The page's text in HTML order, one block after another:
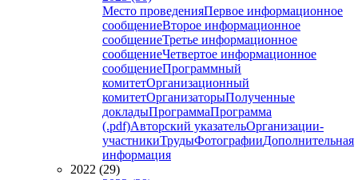
Место проведенияПервое информационное
сообщениеВторое информационное
сообщениеТретье информационное
сообщениеЧетвертое информационное
сообщениеПрограммный
комитетОрганизационный
комитетОрганизаторыПолученные
докладыПрограммаПрограмма
(.pdf)Авторский указательОрганизации-
участникиТрудыФотографииДополнительная
информация
2022 (29)